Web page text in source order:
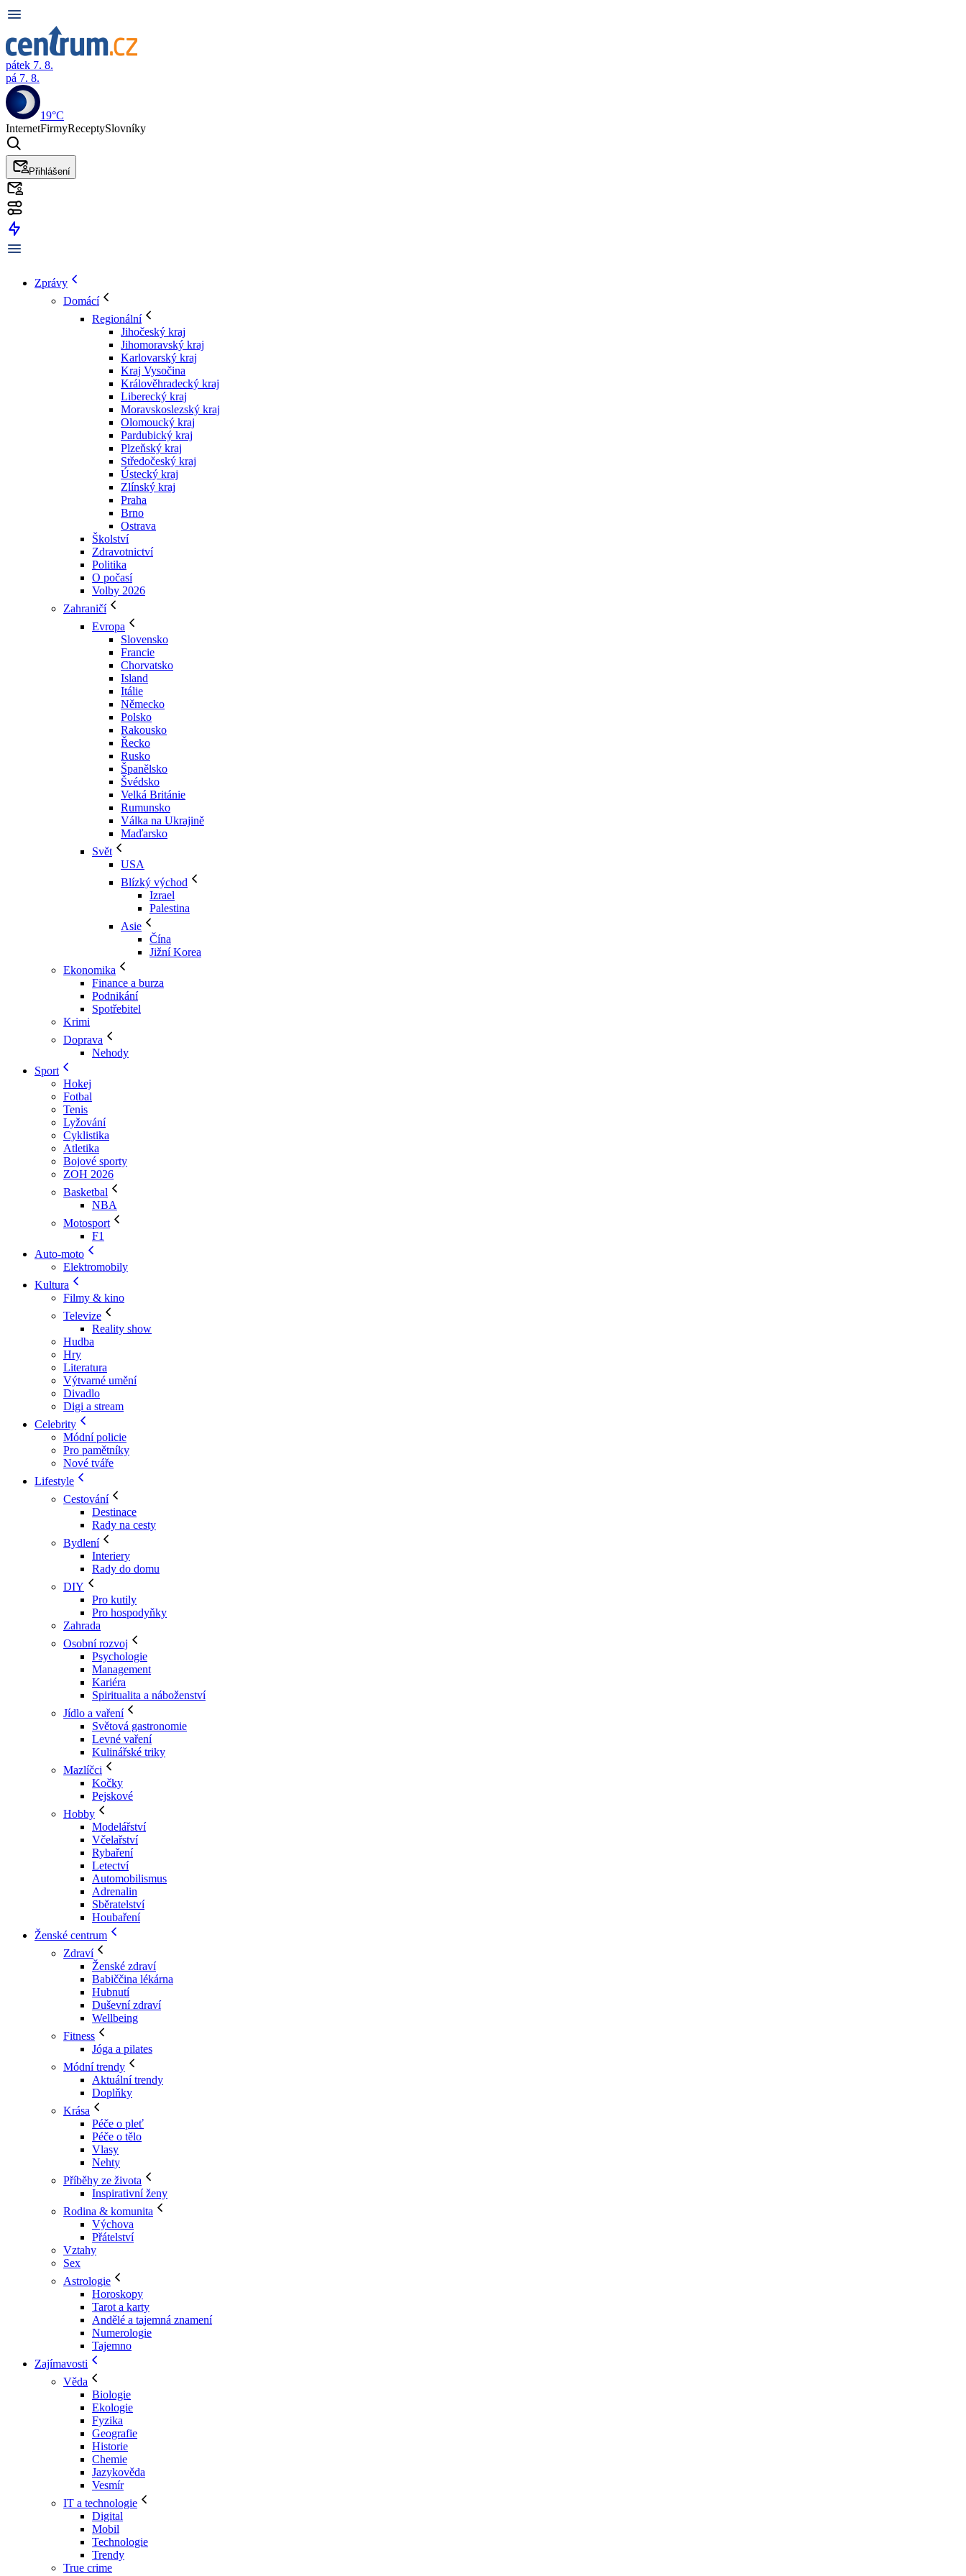
pátek 7. 8.
pá 7. 8.
19°C
InternetFirmyReceptySlovníky
Přihlášení
Zprávy
Domácí
Regionální
Jihočeský kraj
Jihomoravský kraj
Karlovarský kraj
Kraj Vysočina
Králověhradecký kraj
Liberecký kraj
Moravskoslezský kraj
Olomoucký kraj
Pardubický kraj
Plzeňský kraj
Středočeský kraj
Ústecký kraj
Zlínský kraj
Praha
Brno
Ostrava
Školství
Zdravotnictví
Politika
O počasí
Volby 2026
Zahraničí
Evropa
Slovensko
Francie
Chorvatsko
Island
Itálie
Německo
Polsko
Rakousko
Řecko
Rusko
Španělsko
Švédsko
Velká Británie
Rumunsko
Válka na Ukrajině
Maďarsko
Svět
USA
Blízký východ
Izrael
Palestina
Asie
Čína
Jižní Korea
Ekonomika
Finance a burza
Podnikání
Spotřebitel
Krimi
Doprava
Nehody
Sport
Hokej
Fotbal
Tenis
Lyžování
Cyklistika
Atletika
Bojové sporty
ZOH 2026
Basketbal
NBA
Motosport
F1
Auto-moto
Elektromobily
Kultura
Filmy & kino
Televize
Reality show
Hudba
Hry
Literatura
Výtvarné umění
Divadlo
Digi a stream
Celebrity
Módní policie
Pro pamětníky
Nové tváře
Lifestyle
Cestování
Destinace
Rady na cesty
Bydlení
Interiery
Rady do domu
DIY
Pro kutily
Pro hospodyňky
Zahrada
Osobní rozvoj
Psychologie
Management
Kariéra
Spiritualita a náboženství
Jídlo a vaření
Světová gastronomie
Levné vaření
Kulinářské triky
Mazlíčci
Kočky
Pejskové
Hobby
Modelářství
Včelařství
Rybaření
Letectví
Automobilismus
Adrenalin
Sběratelství
Houbaření
Ženské centrum
Zdraví
Ženské zdraví
Babiččina lékárna
Hubnutí
Duševní zdraví
Wellbeing
Fitness
Jóga a pilates
Módní trendy
Aktuální trendy
Doplňky
Krása
Péče o pleť
Péče o tělo
Vlasy
Nehty
Příběhy ze života
Inspirativní ženy
Rodina & komunita
Výchova
Přátelství
Vztahy
Sex
Astrologie
Horoskopy
Tarot a karty
Andělé a tajemná znamení
Numerologie
Tajemno
Zajímavosti
Věda
Biologie
Ekologie
Fyzika
Geografie
Historie
Chemie
Jazykověda
Vesmír
IT a technologie
Digital
Mobil
Technologie
Trendy
True crime